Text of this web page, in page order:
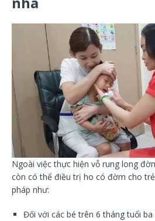
Ngoài việc thực hiện vỗ rung long
còn có thể điều trị ho có đờm cho
pháp như:
Đối với các bé trên 6 tháng tuổi